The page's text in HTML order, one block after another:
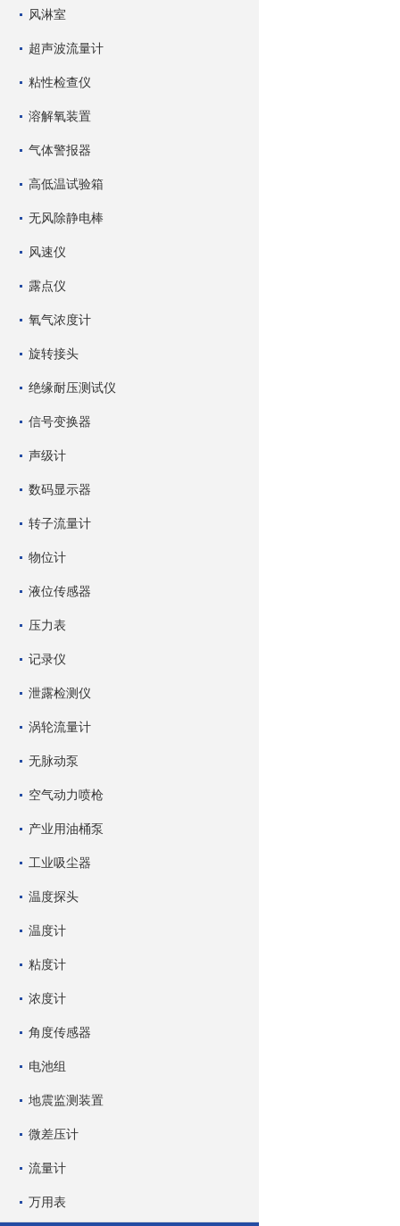
风淋室
超声波流量计
粘性检查仪
溶解氧装置
气体警报器
高低温试验箱
无风除静电棒
风速仪
露点仪
氧气浓度计
旋转接头
绝缘耐压测试仪
信号变换器
声级计
数码显示器
转子流量计
物位计
液位传感器
压力表
记录仪
泄露检测仪
涡轮流量计
无脉动泵
空气动力喷枪
产业用油桶泵
工业吸尘器
温度探头
温度计
粘度计
浓度计
角度传感器
电池组
地震监测装置
微差压计
流量计
万用表